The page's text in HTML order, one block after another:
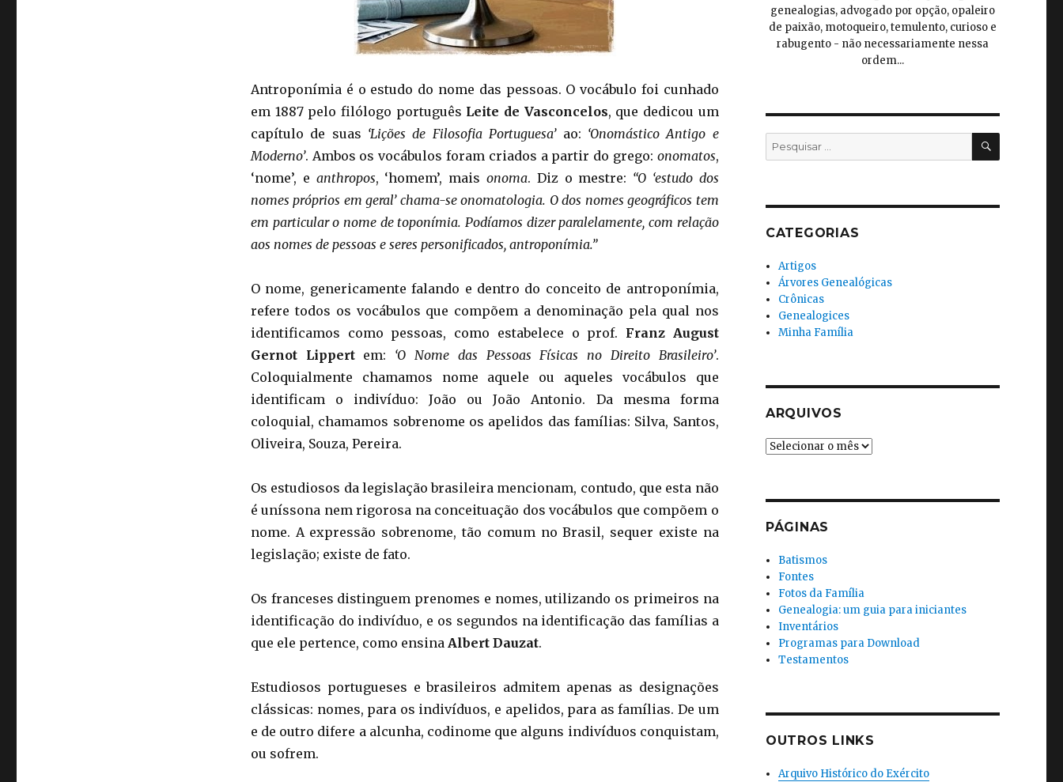
Antroponímia é o estudo do nome das pessoas. O vocábulo foi cunhado
em 1887 pelo filólogo português Leite de Vasconcelos, que dedicou um
capítulo de suas ‘Lições de Filosofia Portuguesa’ao: ‘Onomástico Antigo e
Moderno’. Ambos os vocábulos foram criados a partir do grego: onomatos,
‘nome’, e anthropos, ‘homem’, mais onoma. Diz o mestre: “O ‘estudo dos
nomes próprios em geral’ chama-se onomatologia. O dos nomes geográficos tem
em particular o nome de toponímia. Podíamos dizer paralelamente, com relação
aos nomes de pessoas e seres personificados, antroponímia.”
O nome, genericamente falando e dentro do conceito de antroponímia,
refere todos os vocábulos que compõem a denominação pela qual nos
identificamos como pessoas, como estabelece o prof. Franz August
Gernot Lippertem: ‘O Nome das Pessoas Físicas no Direito Brasileiro’.
Coloquialmente chamamos nome aquele ou aqueles vocábulos que
identificam o indivíduo: João ou João Antonio. Da mesma forma
coloquial, chamamos sobrenome os apelidos das famílias: Silva, Santos,
Oliveira, Souza, Pereira.
Os estudiosos da legislação brasileira mencionam, contudo, que esta não
é uníssona nem rigorosa na conceituação dos vocábulos que compõem o
nome. A expressão sobrenome, tão comum no Brasil, sequer existe na
legislação; existe de fato.
Os franceses distinguem prenomes e nomes, utilizando os primeiros na
identificação do indivíduo, e os segundos na identificação das famílias a
que ele pertence, como ensina Albert Dauzat.
Estudiosos portugueses e brasileiros admitem apenas as designações
clássicas: nomes, para os indivíduos, e apelidos, para as famílias. De um
e de outro difere a alcunha, codinome que alguns indivíduos conquistam,
ou sofrem.
genealogias, advogado por opção, opaleiro
de paixão, motoqueiro, temulento, curioso e
rabugento - não necessariamente nessa
ordem...
Pesquisar
por:
CATEGORIAS
Artigos
Árvores Genealógicas
Crônicas
Genealogices
Minha Família
ARQUIVOS
Arquivos
PÁGINAS
Batismos
Fontes
Fotos da Família
Genealogia: um guia para iniciantes
Inventários
Programas para Download
Testamentos
OUTROS LINKS
Arquivo Histórico do Exército